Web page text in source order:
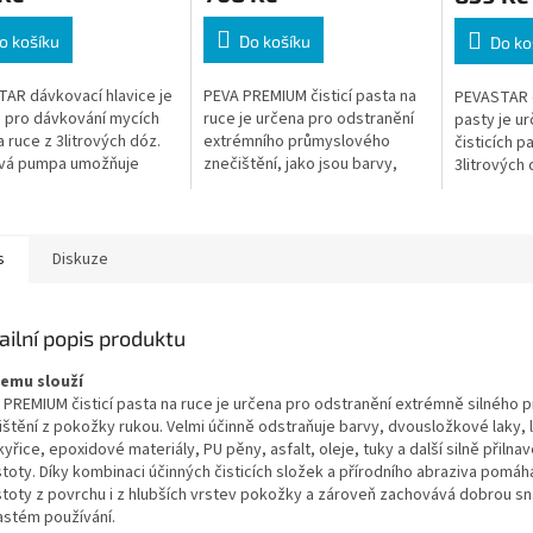
košíku
dávkovací hlavice je
pro dávkování mycích
ruce z 3litrových dóz.
pumpa umožňuje
Do košíku
PEVA PREMIUM čisticí pasta na
ruce je určena pro odstranění
extrémního průmyslového
znečištění, jako jsou barvy,
Do
pasty je
čisticích
3litrových
Diskuze
popis produktu
slouží
PREMIUM čisticí pasta na ruce je určena pro odstranění extrémně silného
z pokožky rukou. Velmi účinně odstraňuje barvy, dvousložkové laky,
epoxidové materiály, PU pěny, asfalt, oleje, tuky a další silně
Díky kombinaci účinných čisticích složek a přírodního abraziva
z povrchu i z hlubších vrstev pokožky a zároveň zachovává dobrou
používání.